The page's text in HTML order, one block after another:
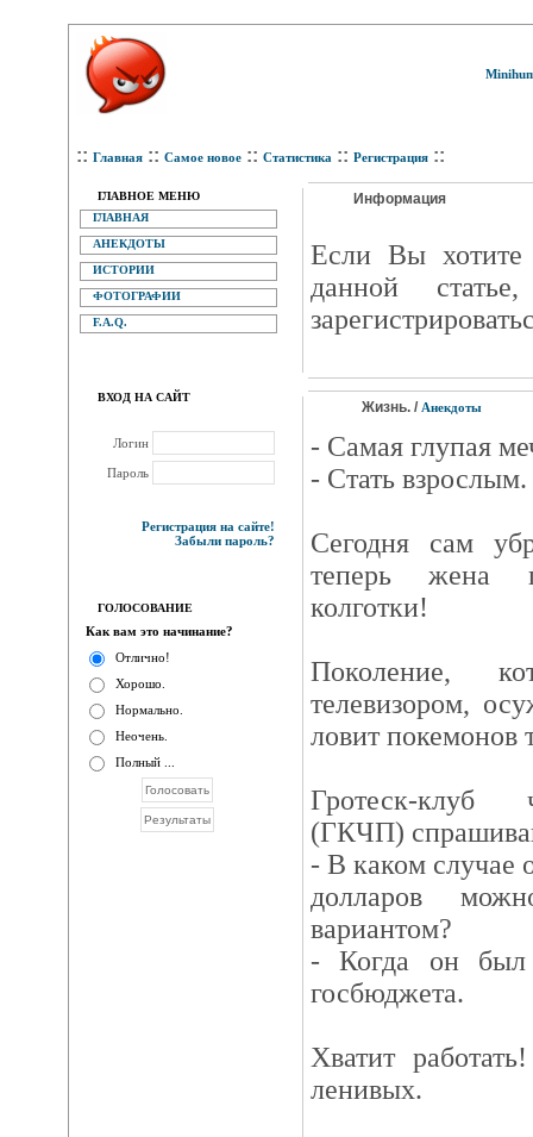
:: Главная :: Самое новое :: Статистика :: Регистрация ::
ГЛАВНОЕ МЕНЮ
ГЛАВНАЯ
АНЕКДОТЫ
ИСТОРИИ
ФОТОГРАФИИ
F.A.Q.
ВХОД НА САЙТ
Логин
Пароль
Регистрация на сайте!
Забыли пароль?
ГОЛОСОВАНИЕ
Как вам это начинание?
Отлично!
Хорошо.
Нормально.
Неочень.
Полный ...
Информация
Eсли Вы хотите
данной
Жизнь. / Анекдоты
- Самая глупая
- Стать взрослым.
Сегодня сам
теперь жена
колготки!
Поколение,
телевизором,
ловит покемонов
Гротеск-клуб
(ГКЧП)
- В каком случае
долларов
вариантом?
- Когда он был
госбюджета.
Хватит
ленивых.